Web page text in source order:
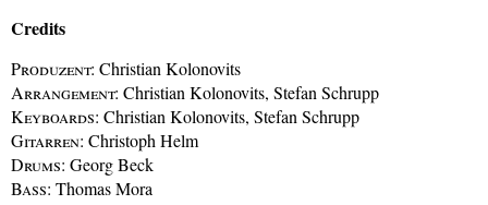
Credits
Produzent: Christian Kolonovits
Arrangement: Christian Kolonovits, Stefan Schrupp
Keyboards: Christian Kolonovits, Stefan Schrupp
Gitarren: Christoph Helm
Drums: Georg Beck
Bass: Thomas Mora